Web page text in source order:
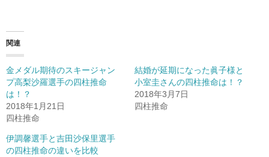
関連
金メダル期待のスキージャン
プ高梨沙羅選手の四柱推命
は！？
2018年1月21日
四柱推命
結婚が延期になった眞子様と
小室圭さんの四柱推命は！？
2018年3月7日
四柱推命
伊調馨選手と吉田沙保里選手
の四柱推命の違いを比較